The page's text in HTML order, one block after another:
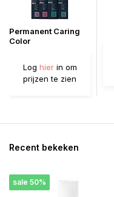
Permanent Caring
Color
Log hierin om
prijzen te zien
Recent bekeken
sale 50%